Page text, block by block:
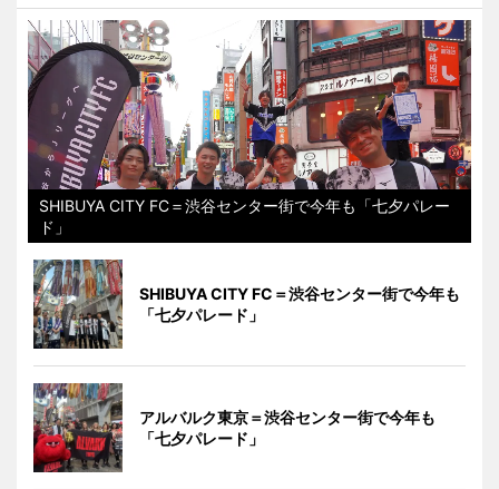
SHIBUYA CITY FC＝渋谷センター街で今年も「七夕パレー
ド」
SHIBUYA CITY FC＝渋谷センター街で今年も
「七夕パレード」
アルバルク東京＝渋谷センター街で今年も
「七夕パレード」